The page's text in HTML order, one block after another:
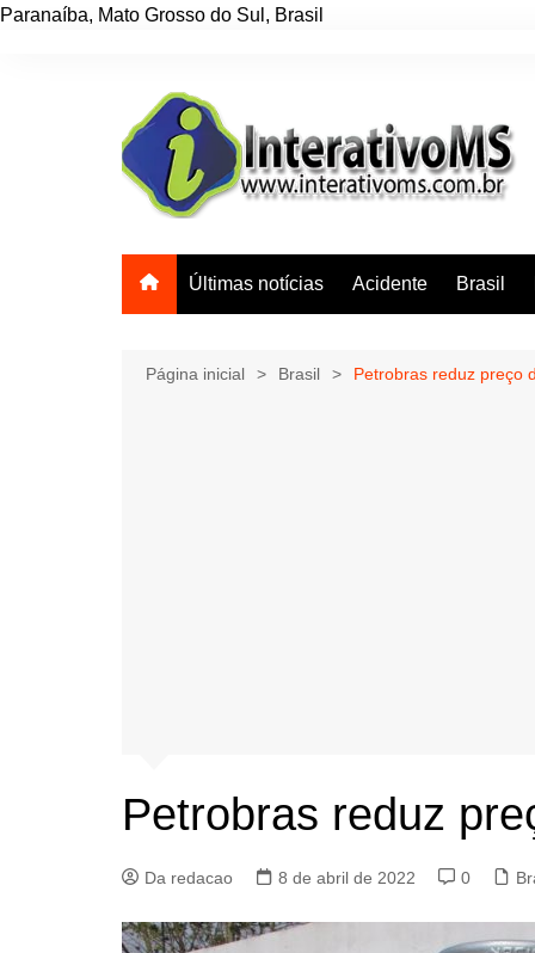
Paranaíba, Mato Grosso do Sul , Brasil
Últimas notícias Acidente Brasil
Página inicial Brasil Petrobras reduz preço
Petrobras reduz
Da redacao 8 de abril de 2022 0